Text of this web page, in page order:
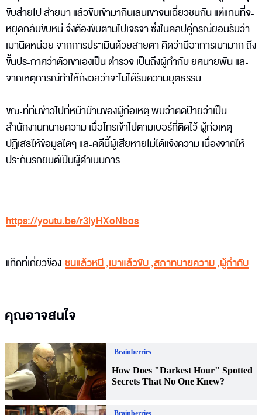
ขับส่ายไป ส่ายมา แล้วขับเข้ามากินเลนเขาจนเฉี่ยวชนกัน แต่แทนที่จะ
หยุดกลับขับหนี จึงต้องขับตามไปเจรจา ซึ่งในคลิปคู่กรณียอมรับว่า
เมานิดหน่อย จากการประเมินด้วยสายตา คิดว่ามีอาการเมามาก ถึง
ขั้นประกาศว่าตัวเขาเองเป็น ตำรวจ เป็นถึงผู้กำกับ ยศนายพัน และ
จากเหตุการณ์ทำให้กังวลว่าจะไม่ได้รับความยุติธรรม
ขณะที่ทีมข่าวไปที่หน้าบ้านของผู้ก่อเหตุ พบว่าติดป้ายว่าเป็น
สำนักงานทนายความ เมื่อโทรเข้าไปตามเบอร์ที่ติดไว้ ผู้ก่อเหตุ
ปฏิเสธให้ข้อมูลใดๆ และคดีนี้ผู้เสียหายไม่ได้แจ้งความ เนื่องจากให้
ประกันรถยนต์เป็นผู้ดำเนินการ
https://youtu.be/r3lyHXoNbos
แท็กที่เกี่ยวข้อง ชนแล้วหนี,เมาแล้วขับ,สภาทนายความ,ผู้กำกับ
คุณอาจสนใจ